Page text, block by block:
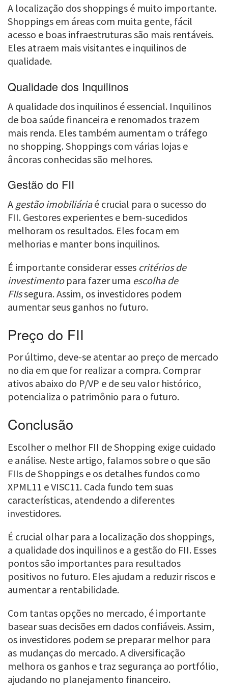
A localização dos shoppings é muito importante.
Shoppings em áreas com muita gente, fácil
acesso e boas infraestruturas são mais rentáveis.
Eles atraem mais visitantes e inquilinos de
qualidade.
Qualidade dos Inquilinos
A qualidade dos inquilinos é essencial. Inquilinos
de boa saúde financeira e renomados trazem
mais renda. Eles também aumentam o tráfego
no shopping. Shoppings com várias lojas e
âncoras conhecidas são melhores.
Gestão do FII
A gestão imobiliáriaé crucial para o sucesso do
FII. Gestores experientes e bem-sucedidos
melhoram os resultados. Eles focam em
melhorias e manter bons inquilinos.
É importante considerar esses critérios de
investimentopara fazer uma escolha de
FIIssegura. Assim, os investidores podem
aumentar seus ganhos no futuro.
Preço do FII
Por último, deve-se atentar ao preço de mercado
no dia em que for realizar a compra. Comprar
ativos abaixo do P/VP e de seu valor histórico,
potencializa o patrimônio para o futuro.
Conclusão
Escolher o melhor FII de Shopping exige cuidado
e análise. Neste artigo, falamos sobre o que são
FIIs de Shoppings e os detalhes fundos como
XPML11 e VISC11. Cada fundo tem suas
características, atendendo a diferentes
investidores.
É crucial olhar para a localização dos shoppings,
a qualidade dos inquilinos e a gestão do FII. Esses
pontos são importantes para resultados
positivos no futuro. Eles ajudam a reduzir riscos e
aumentar a rentabilidade.
Com tantas opções no mercado, é importante
basear suas decisões em dados confiáveis. Assim,
os investidores podem se preparar melhor para
as mudanças do mercado. A diversificação
melhora os ganhos e traz segurança ao portfólio,
ajudando no planejamento financeiro.